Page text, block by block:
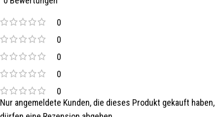
0
0
0
0
0
Nur angemeldete Kunden, die dieses Produkt gekauft haben,